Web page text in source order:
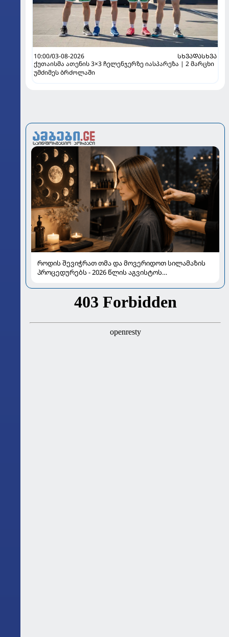
10:00/03-08-2026
ᲡᲮᲕᲐᲓᲐᲡᲮᲕᲐ
ქუთაისმა ათენის 3×3 ჩელენჯერზე იასპარეზა | 2 მარცხი
უმძიმეს ბრძოლაში
როდის შევიჭრათ თმა და მოვერიდოთ სილამაზის
პროცედურებს - 2026 წლის აგვისტოს